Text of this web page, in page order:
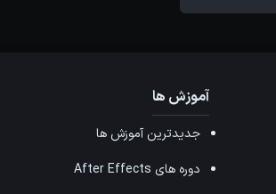
آموزش ها
جدیدترین آموزش ها
دوره های After Effects